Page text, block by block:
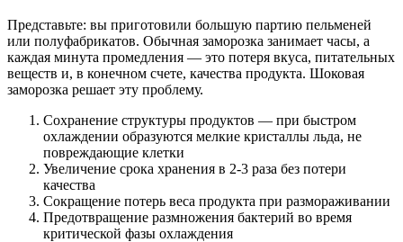
Представьте: вы приготовили большую партию пельменей
или полуфабрикатов. Обычная заморозка занимает часы, а
каждая минута промедления — это потеря вкуса, питательных
веществ и, в конечном счете, качества продукта. Шоковая
заморозка решает эту проблему.
Сохранение структуры продуктов — при быстром
охлаждении образуются мелкие кристаллы льда, не
повреждающие клетки
Увеличение срока хранения в 2-3 раза без потери
качества
Сокращение потерь веса продукта при размораживании
Предотвращение размножения бактерий во время
критической фазы охлаждения